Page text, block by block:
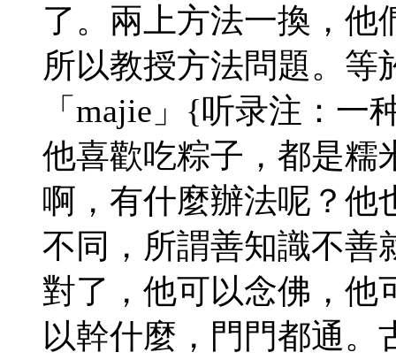
了。兩上方法一換，他
所以教授方法問題。等
「majie」{听录注：一
他喜歡吃粽子，都是
啊，有什麼辦法呢？他
不同，所謂善知識不善
對了，他可以念佛，他
以幹什麼，門門都通。